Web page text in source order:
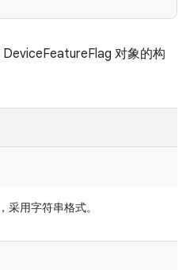
对象的构
采用字符串格式。